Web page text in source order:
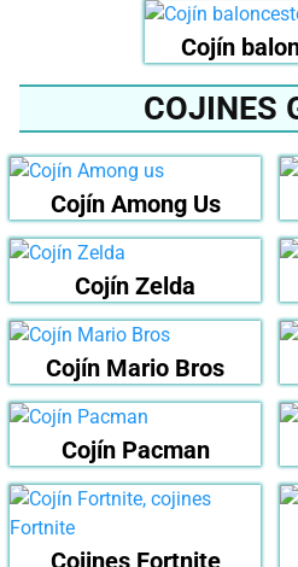
Cojín
COJINES
Cojín Among Us
Cojín Zelda
Cojín Mario Bros
Cojín Pacman
Cojines Fortnite